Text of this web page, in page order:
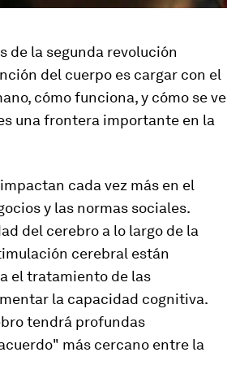
de la segunda revolución
del cuerpo es cargar con el
cómo funciona, y cómo se ve
una frontera importante en la
cada vez más en el
y las normas sociales.
del cerebro a lo largo de la
cerebral están
el tratamiento de las
la capacidad cognitiva.
tendrá profundas
más cercano entre la